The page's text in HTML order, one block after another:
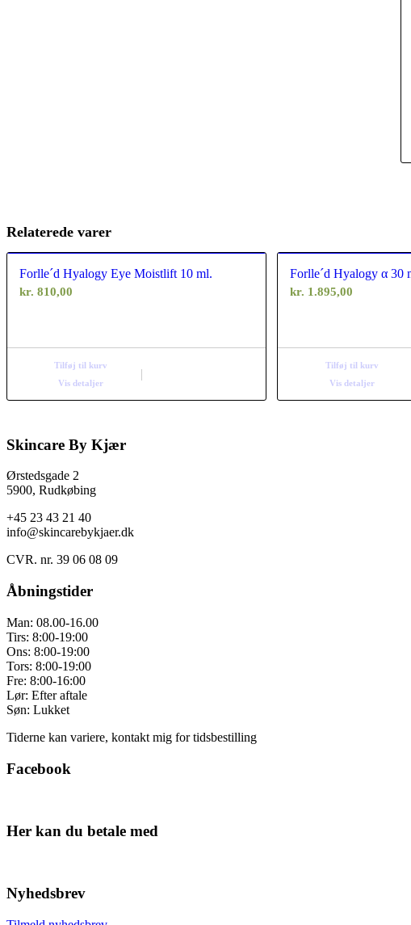
Relaterede varer
Forlle´d Hyalogy Eye Moistlift 10 ml.
kr. 810,00
Tilføj til kurv
Vis detaljer
Forlle´d Hyalogy α 30
kr. 1.895,00
Tilføj til kurv
Vis detaljer
Skincare By Kjær
Ørstedsgade 2
5900, Rudkøbing
+45 23 43 21 40
info@skincarebykjaer.dk
CVR. nr. 39 06 08 09
Åbningstider
Man: 08.00-16.00
Tirs: 8:00-19:00
Ons: 8:00-19:00
Tors: 8:00-19:00
Fre: 8:00-16:00
Lør: Efter aftale
Søn: Lukket
Tiderne kan variere, kontakt mig for tidsbestilling
Facebook
Her kan du betale med
Nyhedsbrev